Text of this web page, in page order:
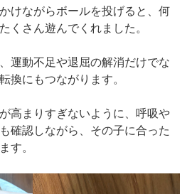
けながらボールを投げると、何
くさん遊んでくれました。
運動不足や退屈の解消だけでな
換にもつながります。
高まりすぎないように、呼吸や
確認しながら、その子に合った
す。